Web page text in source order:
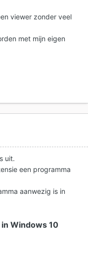
viewer zonder veel
met mijn eigen
uit.
een programma
aanwezig is in
Windows 10